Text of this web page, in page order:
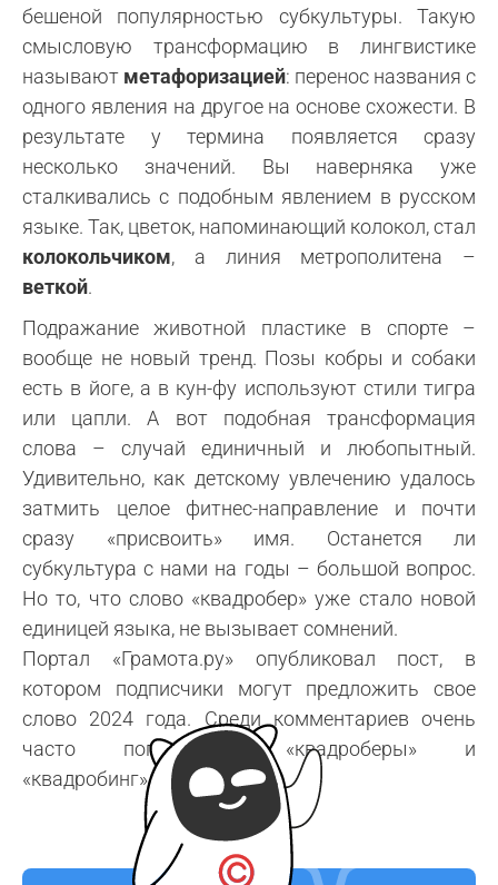
бешеной популярностью субкультуры. Такую
смысловую трансформацию в лингвистике
называют метафоризацией: перенос названия с
одного явления на другое на основе схожести. В
результате у термина появляется сразу
несколько значений. Вы наверняка уже
сталкивались с подобным явлением в русском
языке. Так, цветок, напоминающий колокол, стал
колокольчиком, а линия метрополитена –
веткой.
Подражание животной пластике в спорте –
вообще не новый тренд. Позы кобры и собаки
есть в йоге, а в кун-фу используют стили тигра
или цапли. А вот подобная трансформация
слова – случай единичный и любопытный.
Удивительно, как детскому увлечению удалось
затмить целое фитнес-направление и почти
сразу «присвоить» имя. Останется ли
субкультура с нами на годы – большой вопрос.
Но то, что слово «квадробер» уже стало новой
единицей языка, не вызывает сомнений.
Портал «Грамота.ру» опубликовал пост, в
котором подписчики могут предложить свое
слово 2024 года. Среди комментариев очень
часто попадаются «квадроберы» и
«квадробинг».